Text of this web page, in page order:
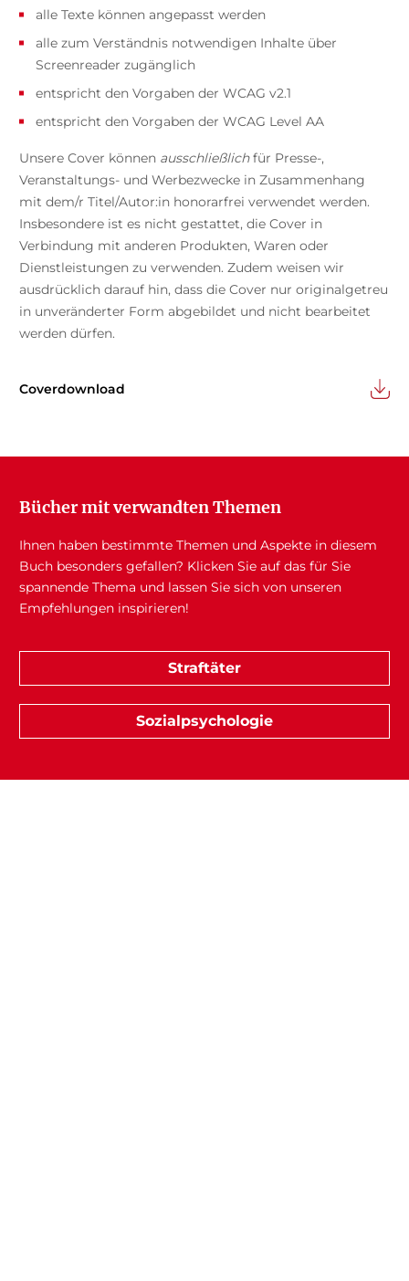
alle Texte können angepasst werden
alle zum Verständnis notwendigen Inhalte über
Screenreader zugänglich
entspricht den Vorgaben der WCAG v2.1
entspricht den Vorgaben der WCAG Level AA
Unsere Cover können ausschließlichfür Presse-,
Veranstaltungs- und Werbezwecke in Zusammenhang
mit dem/r Titel/Autor:in honorarfrei verwendet werden.
Insbesondere ist es nicht gestattet, die Cover in
Verbindung mit anderen Produkten, Waren oder
Dienstleistungen zu verwenden. Zudem weisen wir
ausdrücklich darauf hin, dass die Cover nur originalgetreu
in unveränderter Form abgebildet und nicht bearbeitet
werden dürfen.
Coverdownload
Bücher mit verwandten Themen
Ihnen haben bestimmte Themen und Aspekte in diesem
Buch besonders gefallen? Klicken Sie auf das für Sie
spannende Thema und lassen Sie sich von unseren
Empfehlungen inspirieren!
Straftäter
Sozialpsychologie